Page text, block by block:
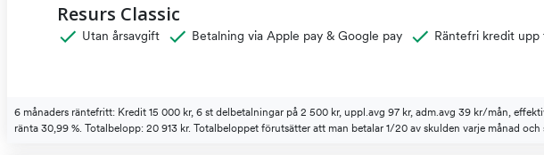
Resurs Classic
Utan årsavgift Betalning via Apple pay & Google pay Räntefri kredit upp
6 månaders räntefritt: Kredit 15 000 kr, 6 st delbetalningar på 2 500 kr, uppl.avg 97 kr, adm.avg 39 kr/mån,
ränta 30,99 %. Totalbelopp: 20 913 kr. Totalbeloppet förutsätter att man betalar 1/20 av skulden varje månad